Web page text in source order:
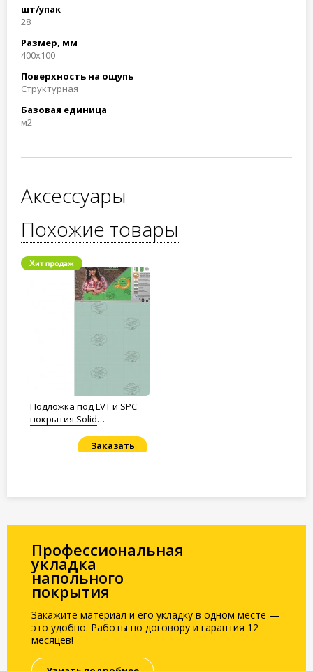
шт/упак
28
Размер, мм
400x100
Поверхность на ощупь
Структурная
Базовая единица
м2
Аксессуары
Похожие товары
Подложка под LVT и SPC
покрытия Solid
Заказать
Профессиональная
укладка
напольного
покрытия
Закажите материал и его укладку в одном месте —
это удобно. Работы по договору и гарантия 12
месяцев!